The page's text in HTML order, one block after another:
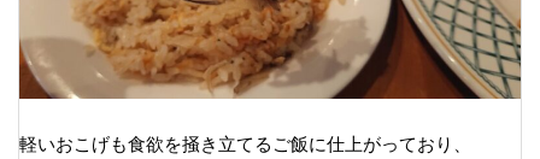
軽いおこげも食欲を掻き立てるご飯に仕上がっており、